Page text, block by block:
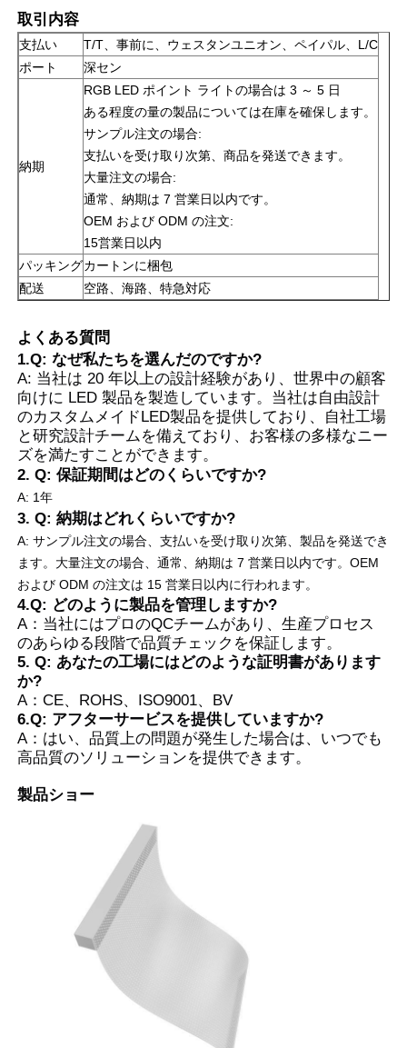
取引内容
支払い
T/T、事前に、ウェスタンユニオン、ペイパル、L/C
ポート
深セン
納期
RGB LED ポイント ライトの場合は 3 ～ 5 日
ある程度の量の製品については在庫を確保します。
サンプル注文の場合:
支払いを受け取り次第、商品を発送できます。
大量注文の場合:
通常、納期は 7 営業日以内です。
OEM および ODM の注文:
15営業日以内
パッキングカートンに梱包
配送
空路、海路、特急対応
よくある質問
1.Q: なぜ私たちを選んだのですか?
A: 当社は 20 年以上の設計経験があり、世界中の顧客
向けに LED 製品を製造しています。当社は自由設計
のカスタムメイドLED製品を提供しており、自社工場
と研究設計チームを備えており、お客様の多様なニー
ズを満たすことができます。
2. Q: 保証期間はどのくらいですか?
A: 1年
3. Q: 納期はどれくらいですか?
A: サンプル注文の場合、支払いを受け取り次第、製品を発送でき
ます。大量注文の場合、通常、納期は 7 営業日以内です。OEM
および ODM の注文は 15 営業日以内に行われます。
4.Q: どのように製品を管理しますか?
A：当社にはプロのQCチームがあり、生産プロセス
のあらゆる段階で品質チェックを保証します。
5. Q: あなたの工場にはどのような証明書があります
か?
A：CE、ROHS、ISO9001、BV
6.Q: アフターサービスを提供していますか?
A：はい、品質上の問題が発生した場合は、いつでも
高品質のソリューションを提供できます。
製品ショー